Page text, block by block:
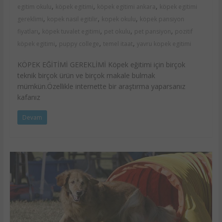
egitim okulu , köpek egitimi , köpek egitimi ankara ,
köpek egitimi
gereklimi , kopek nasil egitilir , kopek okulu ,
köpek pansiyon
fiyatları , köpek tuvalet egitimi , pet okulu , pet pansiyon , pozitif
köpek egitimi , puppy college , temel itaat, yavru kopek egitimi
KÖPEK EĞİTİMİ GEREKLİMİ Köpek eğitimi için birçok
teknik birçok ürün ve birçok makale bulmak
mümkün.Özellikle internette bir araştırma yaparsanız
kafanız
Devam